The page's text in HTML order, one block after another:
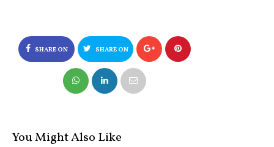
SHARE ON
FACEBOOK
SHARE ON
TWITTER
You Might Also Like